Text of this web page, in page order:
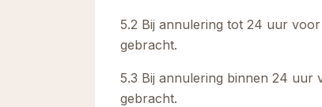
5.2 Bij annulering tot 24 uur
gebracht.
5.3 Bij annulering binnen 24 uur
gebracht.